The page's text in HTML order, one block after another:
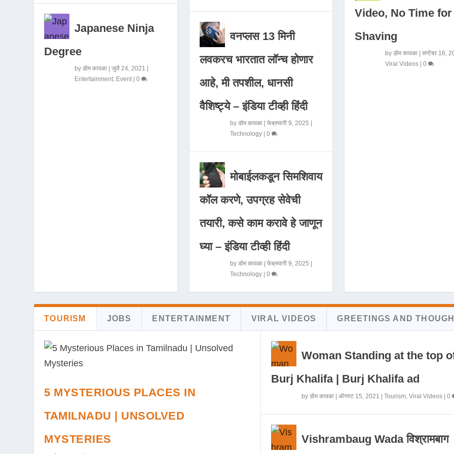
Japanese Ninja
Degree
byडोम कावळा |जुलै 24, 2021 |
Entertainment Event |0
वनप्लस 13 मिनी
लवकरच भारतात लॉन्च होणार
आहे, मी तपशील, धानसी
वैशिष्ट्ये – इंडिया टीव्ही हिंदी
by डोम कावळा| फेब्रुवारी 9, 2025
Technology| 0
मोबाईलकडून सिमशिवाय
कॉल करणे, उपग्रह सेवेची
तयारी, कसे काम करावे हे जाणून
घ्या – इंडिया टीव्ही हिंदी
by डोम कावळा| फेब्रुवारी 9, 2025
Technology| 0
Video, No Time for
Shaving
by डोम कावळा| सप्टेंबर 16,
Viral Videos| 0
TOURISM JOBS ENTERTAINMENT VIRAL VIDEOS GREETINGS AND
5 MYSTERIOUS PLACES IN
TAMILNADU | UNSOLVED
MYSTERIES
Woman Standing at the top
Burj Khalifa | Burj Khalifa ad
by डोम कावळा| ऑगस्ट 15, 2021 Tourism, Viral Videos| 0
Vishrambaug Wada विश्रामबाग